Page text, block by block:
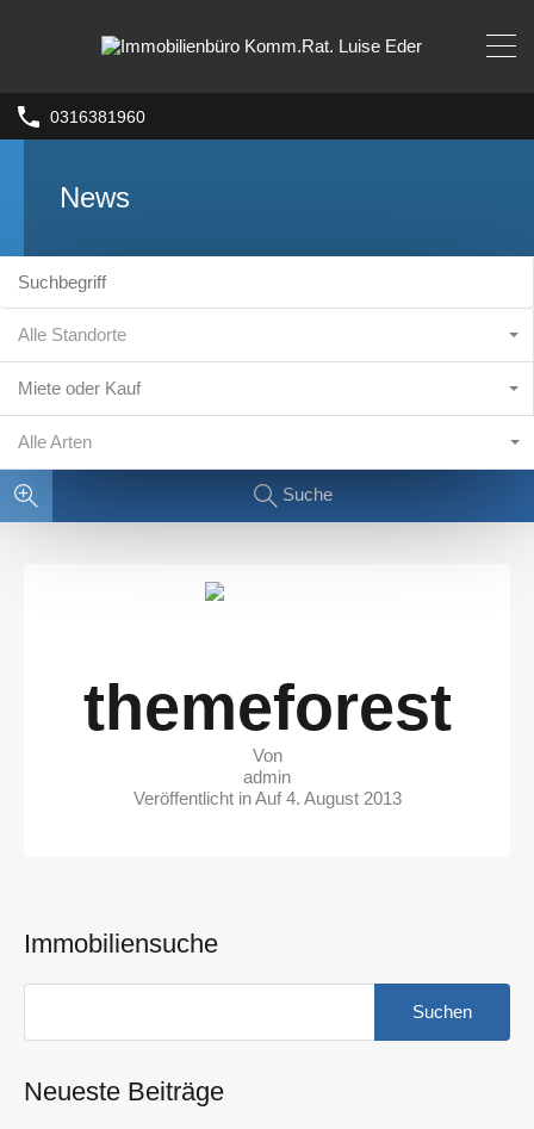
0316381960
News
Alle Standorte
Miete oder Kauf
Alle Arten
Suche
themeforest
Von
admin
Veröffentlicht in Auf 4. August 2013
Immobiliensuche
nach:
Neueste Beiträge